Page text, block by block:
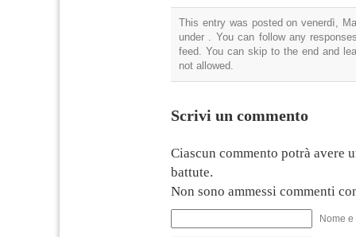
This entry was posted on venerdì,
under . You can follow any
feed. You can skip to the end and
not allowed.
Scrivi un commento
Ciascun commento potrà avere
battute.
Non sono ammessi commenti
Nome